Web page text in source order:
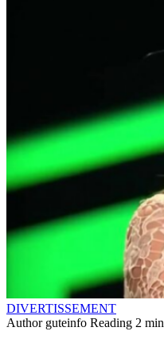
DIVERTISSEMENT
Author guteinfo Reading 2 min